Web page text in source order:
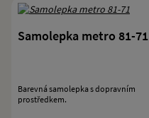
Samolepka metro 81-71
Barevná samolepka s dopravním
prostředkem.